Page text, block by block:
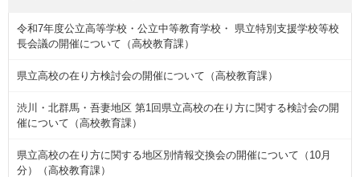
令和7年度公立高等学校・公立中等教育学校・ 県立特別支援学校等校
長会議の開催について（高校教育課）
県立高校の在り方検討会の開催について（高校教育課）
渋川・北群馬・吾妻地区 第1回県立高校の在り方に関する検討会の開
催について（高校教育課）
県立高校の在り方に関する地区別情報交換会の開催について（10月
分）（高校教育課）